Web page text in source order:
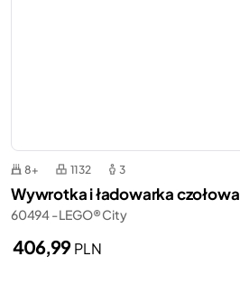
8+ 1132 3
Wywrotka i ładowarka czołowa
60494 - LEGO® City
406,99PLN